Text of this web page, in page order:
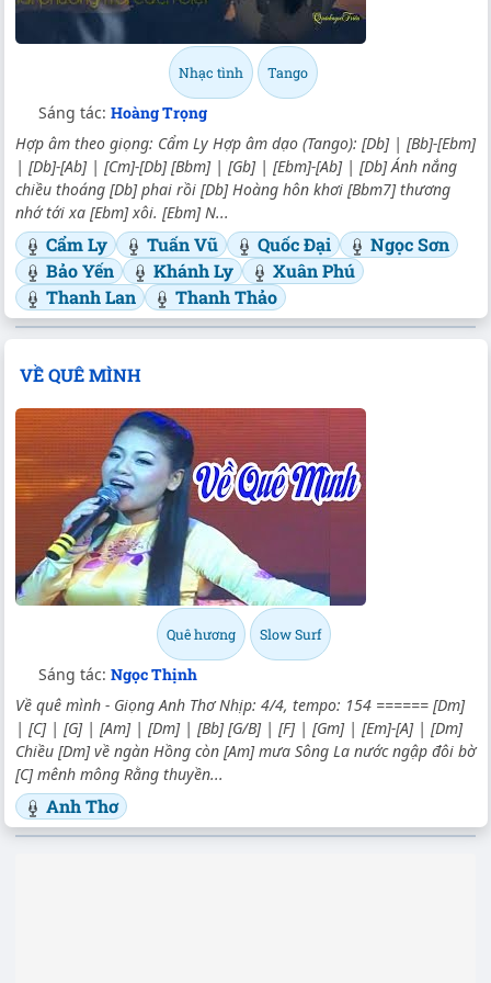
Nhạc tình Tango
Sáng tác: Hoàng Trọng
Hợp âm theo giọng: Cẩm Ly Hợp âm dạo (Tango): [Db] | [Bb]-[Ebm]
| [Db]-[Ab] | [Cm]-[Db] [Bbm] | [Gb] | [Ebm]-[Ab] | [Db] Ánh nắng
chiều thoáng [Db] phai rồi [Db] Hoàng hôn khơi [Bbm7] thương
nhớ tới xa [Ebm] xôi. [Ebm] N...
Cẩm Ly Tuấn Vũ Quốc Đại
Ngọc Sơn
Bảo Yến
Khánh Ly
Xuân Phú
Thanh Lan
Thanh Thảo
VỀ QUÊ MÌNH
Quê hương Slow Surf
Sáng tác: Ngọc Thịnh
Về quê mình - Giọng Anh Thơ Nhịp: 4/4, tempo: 154 ====== [Dm]
| [C] | [G] | [Am] | [Dm] | [Bb] [G/B] | [F] | [Gm] | [Em]-[A] | [Dm]
Chiều [Dm] về ngàn Hồng còn [Am] mưa Sông La nước ngập đôi bờ
[C] mênh mông Rằng thuyền...
Anh Thơ